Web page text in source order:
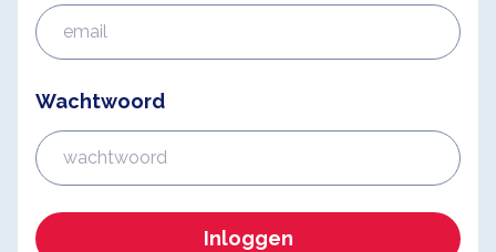
Wachtwoord
Inloggen